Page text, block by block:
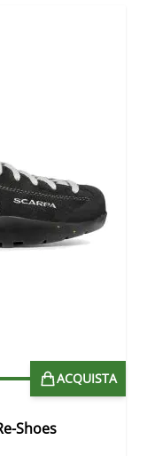
ACQUISTA
Shoes